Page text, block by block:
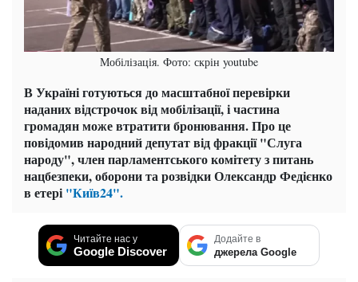
Мобілізація. Фото: скрін youtube
В Україні готуються до масштабної перевірки
наданих відстрочок від мобілізації, і частина
громадян може втратити бронювання. Про це
повідомив народний депутат від фракції "Слуга
народу", член парламентського комітету з питань
нацбезпеки, оборони та розвідки Олександр Федієнко
в етері "Київ24".
Читайте нас у
Google Discover
Додайте в
джерела Google